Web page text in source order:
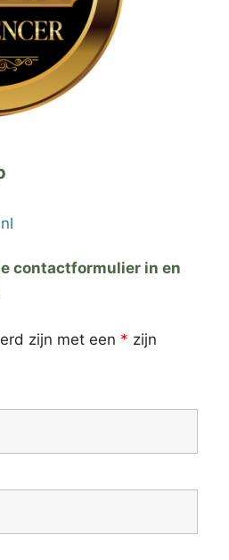
contactformulier in en
zijn met een * zijn